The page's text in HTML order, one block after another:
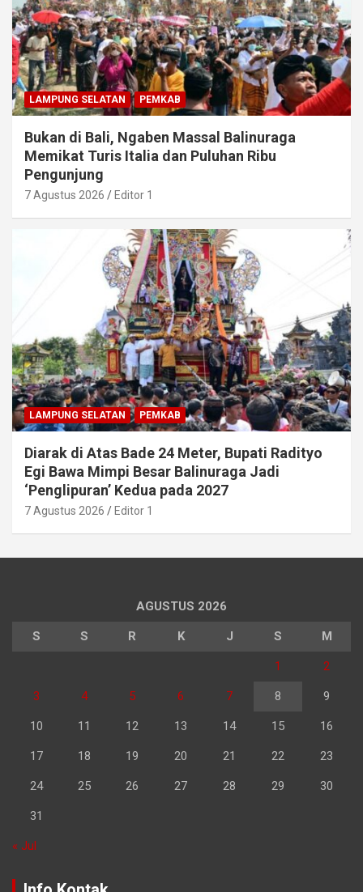
LAMPUNG SELATAN PEMKAB
Bukan di Bali, Ngaben Massal Balinuraga
Memikat Turis Italia dan Puluhan Ribu
Pengunjung
7 Agustus 2026 Editor 1
LAMPUNG SELATAN PEMKAB
Diarak di Atas Bade 24 Meter, Bupati Radityo
Egi Bawa Mimpi Besar Balinuraga Jadi
‘Penglipuran’ Kedua pada 2027
7 Agustus 2026 Editor 1
AGUSTUS 2026
S S R K J S M
1 2
3 4 5 6 7 8 9
10 11 12 13 14 15 16
17 18 19 20 21 22 23
24 25 26 27 28 29 30
31
« Jul